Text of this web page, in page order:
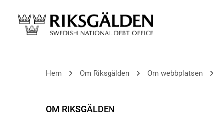
Hem Om Riksgälden Om webbplatsen
OM RIKSGÄLDEN